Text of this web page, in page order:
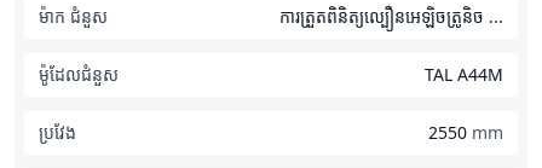
ម៉ាក ជំនួស ការត្រួតពិនិត្យល្បឿនអេឡិចត្រូនិច ...
ម៉ូដែលជំនួស TAL A44M
ប្រវែង 2550 mm